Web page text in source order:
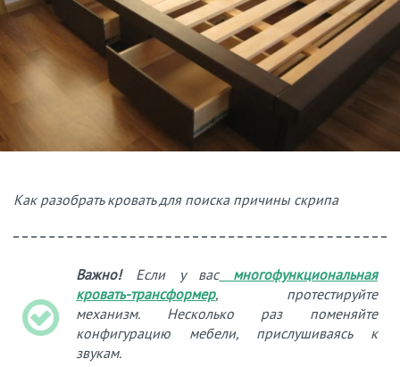
Как разобрать кровать для поиска причины скрипа
Важно!Если у васмногофункциональная
кровать-трансформер, протестируйте
механизм. Несколько раз поменяйте
конфигурацию мебели, прислушиваясь к
звукам.